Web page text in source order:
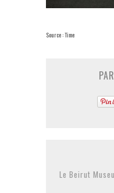
Source : Time
Le Beirut